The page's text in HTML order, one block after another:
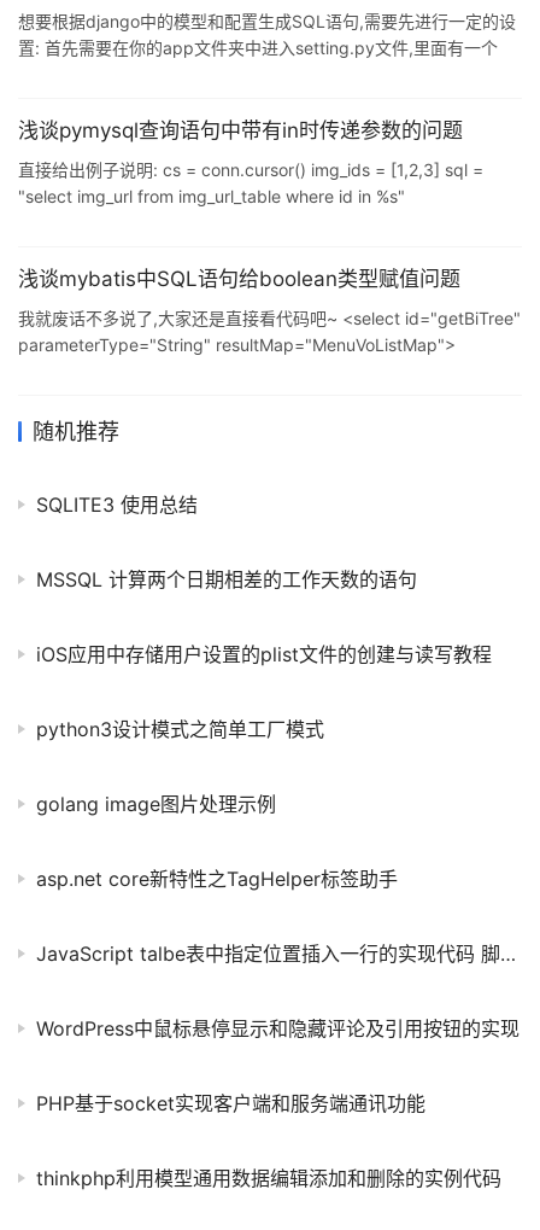
想要根据django中的模型和配置生成SQL语句,需要先进行一定的设
置: 首先需要在你的app文件夹中进入setting.py文件,里面有一个
os.path.join(BASE_DIR, 'db.sqlite3'), 'ENGINE':
浅谈pymysql查询语句中带有in时传递参数的问题
直接给出例子说明: cs = conn.cursor() img_ids = [1,2,3] sql =
"select img_url from img_url_table where id in %s"
在工作中有时需要查询上万行指定的数据,就会用到SQL语句中
浅谈mybatis中SQL语句给boolean类型赋值问题
我就废话不多说了,大家还是直接看代码吧~ <select id="getBiTree"
parameterType="String" resultMap="MenuVoListMap">
and m.men
随机推荐
SQLITE3 使用总结
MSSQL 计算两个日期相差的工作天数的语句
iOS应用中存储用户设置的plist文件的创建与读写教程
python3设计模式之简单工厂模式
golang image图片处理示例
asp.net core新特性之TagHelper标签助手
JavaScript talbe表中指定位置插入一行的实现代码 脚本之家修正版
WordPress中鼠标悬停显示和隐藏评论及引用按钮的实现
PHP基于socket实现客户端和服务端通讯功能
thinkphp利用模型通用数据编辑添加和删除的实例代码